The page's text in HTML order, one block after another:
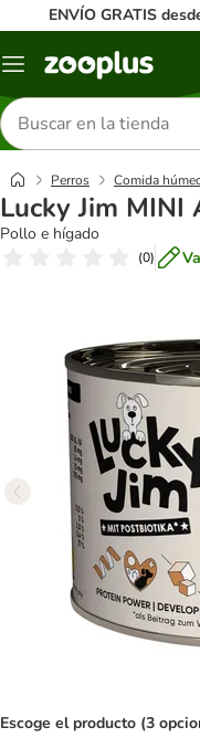
ENVÍO GRATIS
Menú
Buscar
productos
Perros Comida
Lucky Jim
Pollo e hígado
(0)
Escoge el producto (3